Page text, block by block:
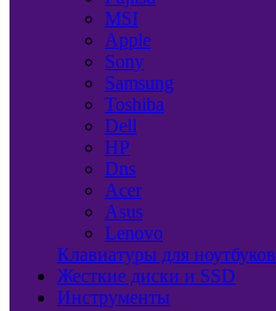
MSI
Apple
Sony
Samsung
Toshiba
Dell
HP
Dns
Acer
Asus
Lenovo
Клавиатуры для ноутбуков
Жесткие диски и SSD
Инструменты